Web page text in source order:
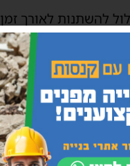
להשתנות לאורך
הופכים למורכבים
במקרים אלו,
תקופתית, להדריך
הטיפולי.